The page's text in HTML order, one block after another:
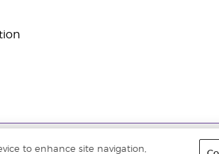
to enhance site navigation,